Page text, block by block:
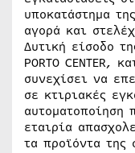
υποκατάστημα
αγορά και
Δυτική είσοδο
PORTO CENTER,
συνεχίσει να
σε κτιριακές
αυτοματοποίηση
εταιρία
τα προϊόντα της